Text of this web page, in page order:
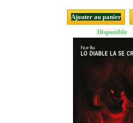
Ajouter au panier
Disponible